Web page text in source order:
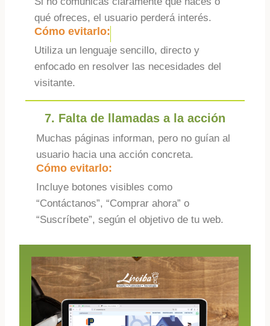
qué ofreces, el usuario perderá interés.
Cómo evitarlo:
Utiliza un lenguaje sencillo, directo y
enfocado en resolver las necesidades del
visitante.
7. Falta de llamadas a la acción
Muchas páginas informan, pero no guían al
usuario hacia una acción concreta.
Cómo evitarlo:
Incluye botones visibles como
“Contáctanos”, “Comprar ahora” o
“Suscríbete”, según el objetivo de tu web.